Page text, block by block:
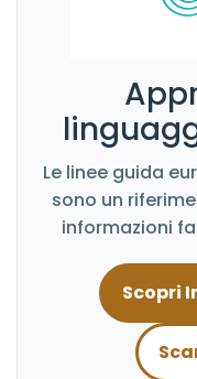
Le linee guida
sono un
informazioni
Scopri